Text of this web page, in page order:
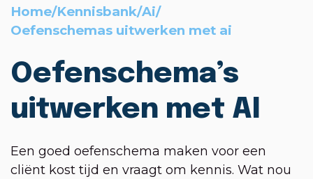
Home/Kennisbank/Ai/
Oefenschemas uitwerken met ai
Oefenschema’s
uitwerken met AI
Een goed oefenschema maken voor een
cliënt kost tijd en vraagt om kennis. Wat nou